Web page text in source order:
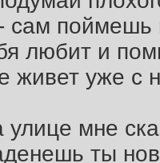
сам поймешь
любит и
живет уже с
мне
ты